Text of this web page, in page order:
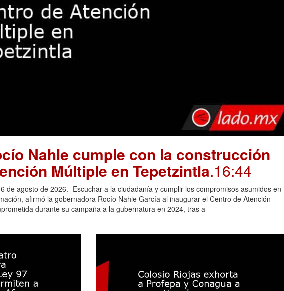
Nahle cumple con la construcción
Múltiple en Tepetzintla.16:44
de agosto de 2026.- Escuchar a la ciudadanía y cumplir los compromisos asumidos en
afirmó la gobernadora Rocío Nahle García al inaugurar el Centro de Atención
durante su campaña a la gubernatura en 2024, tras a